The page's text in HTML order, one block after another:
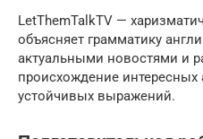
LetThemTalkTV —
объясняет грамматику
актуальными новостями и
происхождение
устойчивых выражений.